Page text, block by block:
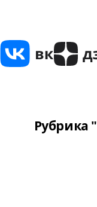
Рубрика